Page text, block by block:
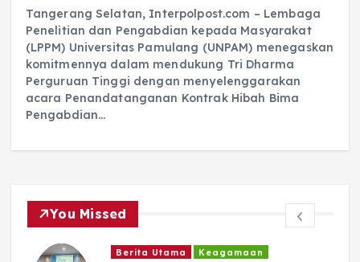
Tangerang Selatan, Interpolpost.com – Lembaga
Penelitian dan Pengabdian kepada Masyarakat
(LPPM) Universitas Pamulang (UNPAM) menegaskan
komitmennya dalam mendukung Tri Dharma
Perguruan Tinggi dengan menyelenggarakan
acara Penandatanganan Kontrak Hibah Bima
Pengabdian…
You Missed
Berita Utama Keagamaan